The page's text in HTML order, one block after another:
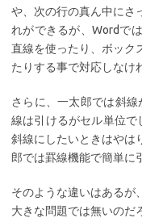
や、次の行の真ん中にさ
れができるが、Wordで
直線を使ったり、ボック
たりする事で対応しなけ
さらに、一太郎では斜
線は引けるがセル単位
斜線にしたいときはやは
郎では罫線機能で簡単に
そのような違いはあるが
大きな問題では無いのだ